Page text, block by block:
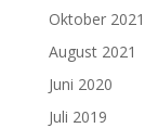
Oktober 2021
August 2021
Juni 2020
Juli 2019